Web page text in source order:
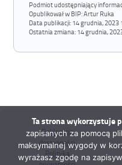
Podmiot udostępniający
Opublikował w BIP:Artur Ruka
Data publikacji: 14 grudnia, 2023
Ostatnia zmiana: 14 grudnia,
Deklaracja
dostępności
Polityka
Ta strona wykorzystuje
zapisanych za pomocą
maksymalnej wygody w
wyrażasz zgodę na